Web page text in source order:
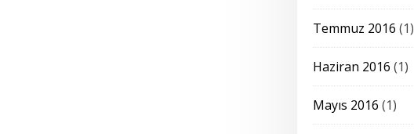
Temmuz 2016 (1)
Haziran 2016 (1)
Mayıs 2016 (1)